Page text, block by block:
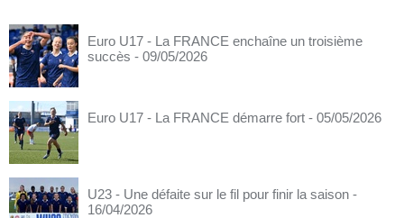
Euro U17 - La FRANCE enchaîne un troisième
succès - 09/05/2026
Euro U17 - La FRANCE démarre fort - 05/05/2026
U23 - Une défaite sur le fil pour finir la saison -
16/04/2026